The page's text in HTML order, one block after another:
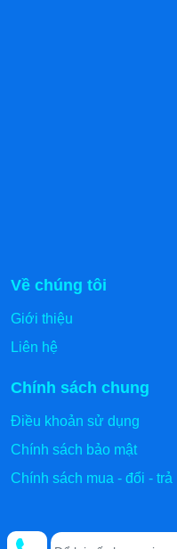
Về chúng tôi
Giới thiệu
Liên hệ
Chính sách chung
Điều khoản sử dụng
Chính sách bảo mật
Chính sách mua - đổi - trả